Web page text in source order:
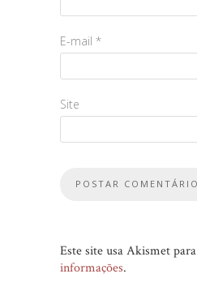
E-mail *
Site
Este site usa Akismet
informações.